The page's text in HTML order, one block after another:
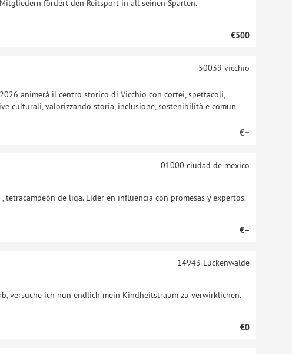
fördert den Reitsport in all seinen Sparten.
€500
animerà il centro storico di Vicchio con cortei, spettacoli,
culturali, valorizzando storia, inclusione, sostenibilità e comun
50039 vicchio
€–
de liga. Líder en influencia con promesas y expertos.
01000 ciudad de mexico
€–
versuche ich nun endlich mein Kindheitstraum zu verwirklichen.
14943 Luckenwalde
€0